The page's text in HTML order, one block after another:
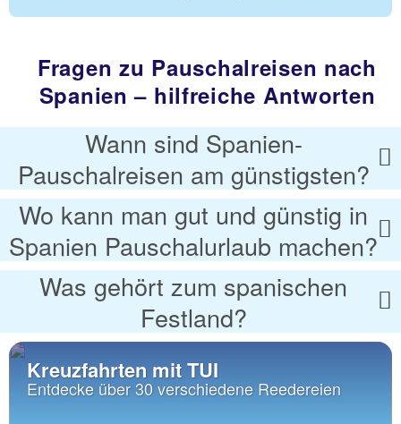
Fragen zu Pauschalreisen nach
Spanien – hilfreiche Antworten
Wann sind Spanien-
Pauschalreisen am günstigsten?
Wo kann man gut und günstig in
Spanien Pauschalurlaub machen?
Was gehört zum spanischen
Festland?
Kreuzfahrten mit TUI
Entdecke über 30 verschiedene Reedereien